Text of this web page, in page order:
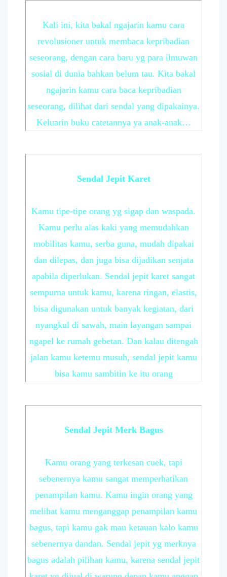
Kali ini, kita bakal ngajarin kamu cara
revolusioner untuk membaca kepribadian
seseorang, dengan cara baru yg para ilmuwan
sosial di dunia bahkan belum tau. Kita bakal
ngajarin kamu cara baca kepribadian
seseorang, dilihat dari sendal yang dipakainya.
Keluarin buku catetannya ya anak-anak…
Sendal Jepit Karet
Kamu tipe-tipe orang yg sigap dan waspada.
Kamu perlu alas kaki yang memudahkan
mobilitas kamu, serba guna, mudah dipakai
dan dilepas, dan juga bisa dijadikan senjata
apabila diperlukan. Sendal jepit karet sangat
sempurna untuk kamu, karena ringan, elastis,
bisa digunakan untuk banyak kegiatan, dari
nyangkul di sawah, main layangan sampai
ngapel ke rumah gebetan. Dan kalau ditengah
jalan kamu ketemu musuh, sendal jepit kamu
bisa kamu sambitin ke itu orang
Sendal Jepit Merk Bagus
Kamu orang yang terkesan cuek, tapi
sebenernya kamu sangat memperhatikan
penampilan kamu. Kamu ingin orang yang
melihat kamu menganggap penampilan kamu
bagus, tapi kamu gak mau ketauan kalo kamu
sebenernya dandan. Sendal jepit yg merknya
bagus adalah pilihan kamu, karena sendal jepit